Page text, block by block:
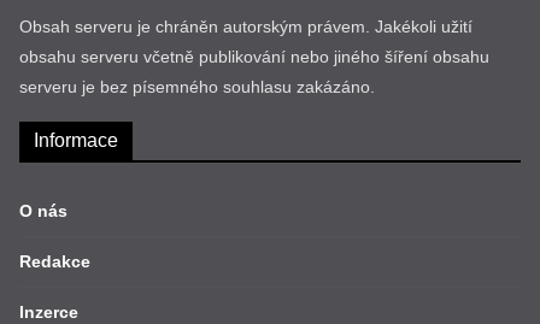
Obsah serveru je chráněn autorským právem. Jakékoli užití
obsahu serveru včetně publikování nebo jiného šíření obsahu
serveru je bez písemného souhlasu zakázáno.
Informace
O nás
Redakce
Inzerce